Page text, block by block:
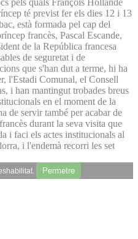
té previst fer els dies 12 i 13
està formada pel cap del
francès, Pascal Escande,
de la República francesa
de seguretat i de
que s'han dut a terme, hi ha
l'Estadi Comunal, el Consell
i han mantingut trobades breus
en el moment de la
de servir també per acabar de
durant la seva visita que
i faci els actes institucionals al
i l'endemà recorri les set
Permetre